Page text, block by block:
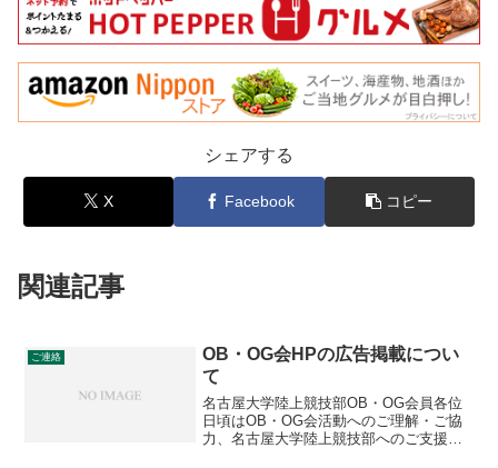
シェアする
X Facebook コピー
関連記事
ご連絡
OB・OG会HPの広告掲載につい
て
名古屋大学陸上競技部OB・OG会員各位
日頃はOB・OG会活動へのご理解・ご協
力、名古屋大学陸上競技部へのご支援・